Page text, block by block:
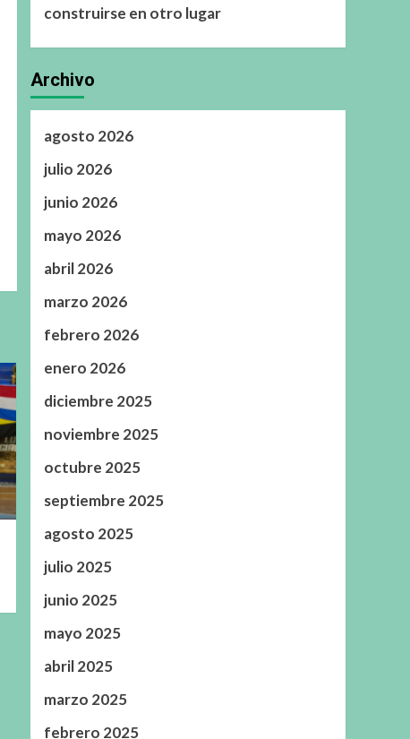
construirse en otro lugar
Archivo
agosto 2026
julio 2026
junio 2026
mayo 2026
abril 2026
marzo 2026
febrero 2026
enero 2026
diciembre 2025
noviembre 2025
octubre 2025
septiembre 2025
agosto 2025
julio 2025
junio 2025
mayo 2025
abril 2025
marzo 2025
febrero 2025